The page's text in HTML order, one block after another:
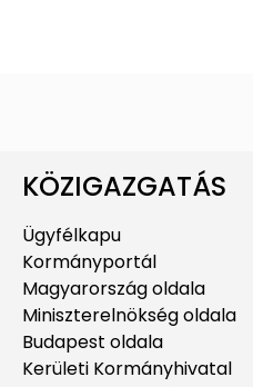
KÖZIGAZGATÁS
Ügyfélkapu
Kormányportál
Magyarország oldala
Miniszterelnökség oldala
Budapest oldala
Kerületi Kormányhivatal